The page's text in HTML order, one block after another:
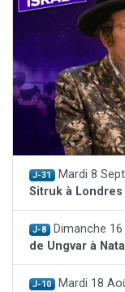
J-31 Mardi 8
Sitruk à
J-8 Dimanche 16
de Ungvar à
J-10 Mardi 18